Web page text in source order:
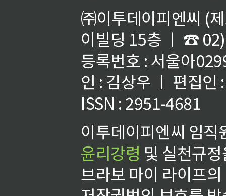
㈜이투데이피엔씨 (
이빌딩 15층 ㅣ ☎
등록번호 : 서울아
인 : 김상우 ㅣ 편집인
ISSN : 2951-4681
이투데이피엔씨 임
윤리강령 및 실천규
브라보 마이 라이프